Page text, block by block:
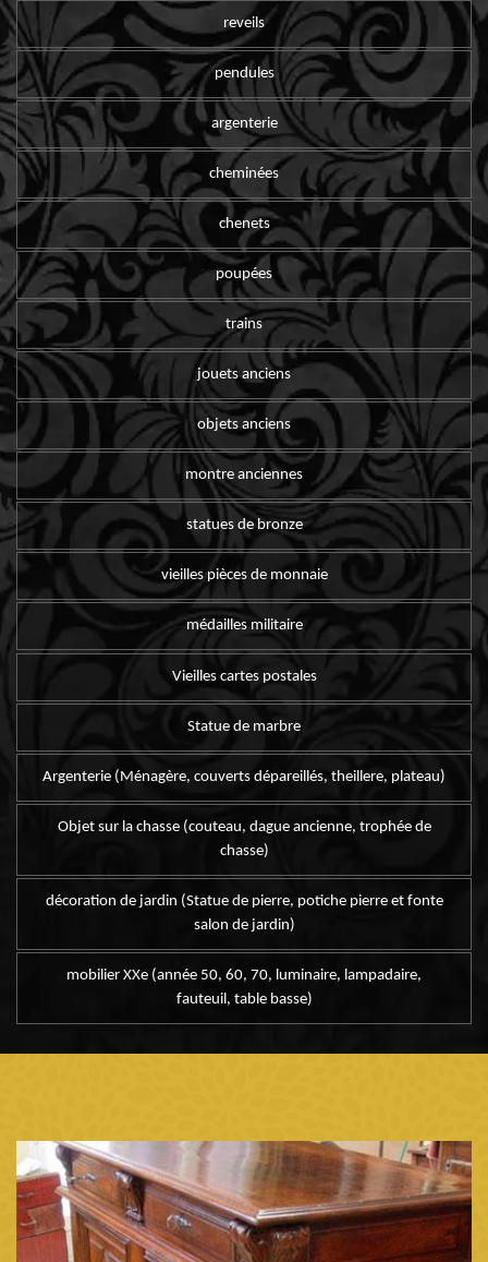
reveils
pendules
argenterie
cheminées
chenets
poupées
trains
jouets anciens
objets anciens
montre anciennes
statues de bronze
vieilles pièces de monnaie
médailles militaire
Vieilles cartes postales
Statue de marbre
Argenterie (Ménagère, couverts dépareillés, theillere, plateau)
Objet sur la chasse (couteau, dague ancienne, trophée de
chasse)
décoration de jardin (Statue de pierre, potiche pierre et fonte
salon de jardin)
mobilier XXe (année 50, 60, 70, luminaire, lampadaire,
fauteuil, table basse)